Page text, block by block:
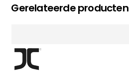
Gerelateerde producten